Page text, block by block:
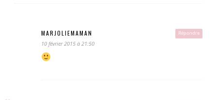
Répondre
MARJOLIEMAMAN
10 février 2015 à 21:50